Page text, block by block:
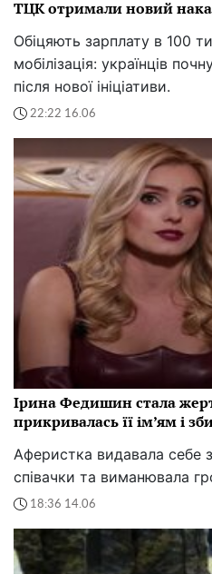
ТЦК отримали новий
Обіцяють зарплату в 100
мобілізація: українців
після нової ініціативи.
22:22 16.06
Ірина Федишин стала
прикривалась її ім’ям і
Аферистка видавала себе
співачки та виманювала
18:36 14.06